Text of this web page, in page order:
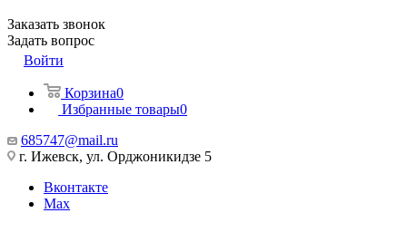
Заказать звонок
Задать вопрос
Войти
Корзина0
Избранные товары0
685747@mail.ru
г. Ижевск, ул. Орджоникидзе 5
Вконтакте
Max